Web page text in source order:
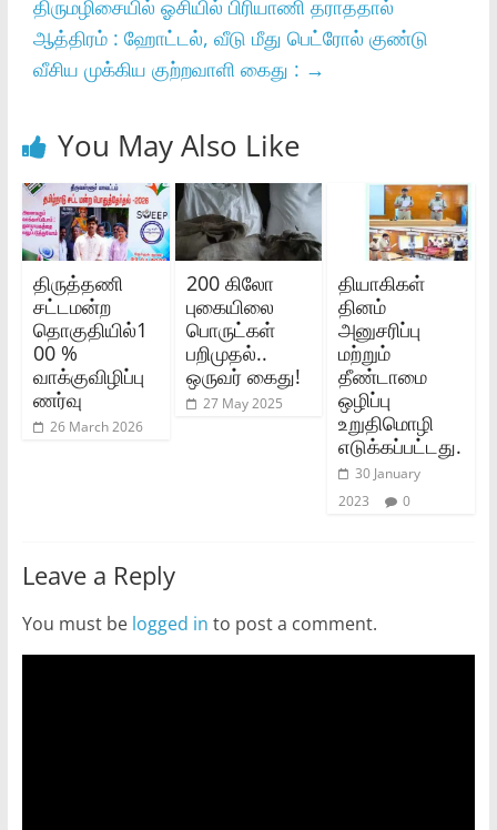
திருமழிசையில் ஓசியில் பிரியாணி தராததால்
ஆத்திரம் : ஹோட்டல், வீடு மீது பெட்ரோல் குண்டு
வீசிய முக்கிய குற்றவாளி கைது : →
You May Also Like
திருத்தணி
சட்டமன்ற
தொகுதியில்1
00 %
வாக்குவிழிப்பு
ணர்வு
26 March 2026
200 கிலோ
புகையிலை
பொருட்கள்
பறிமுதல்..
ஒருவர் கைது!
27 May 2025
தியாகிகள்
தினம்
அனுசரிப்பு
மற்றும்
தீண்டாமை
ஒழிப்பு
உறுதிமொழி
எடுக்கப்பட்டது.
30 January
2023
0
Leave a Reply
You must be logged in to post a comment.